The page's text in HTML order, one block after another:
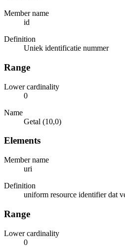
Member name
id
Definition
Uniek identificatie nummer
Range
Lower cardinality
0
Name
Getal (10,0)
Elements
Member name
uri
Definition
uniform resource identifier dat
Range
Lower cardinality
0